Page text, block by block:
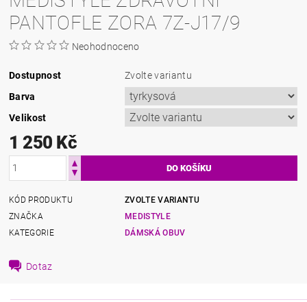
PANTOFLE ZORA 7Z-J17/9
Neohodnoceno
Dostupnost
Zvolte variantu
Barva
Velikost
1 250 Kč
KÓD PRODUKTU
ZVOLTE VARIANTU
ZNAČKA
MEDISTYLE
KATEGORIE
DÁMSKÁ OBUV
Dotaz